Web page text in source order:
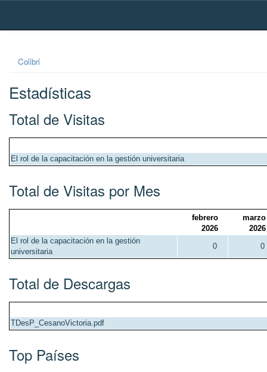
Skip
Colibri
Estadísticas
Total de Visitas
El rol de la capacitación en la gestión universitaria
Total de Visitas por Mes
febrero
2026
marzo
2026
El rol de la capacitación en la gestión
universitaria
0 0
Total de Descargas
TDesP_CesanoVictoria.pdf
Top Países